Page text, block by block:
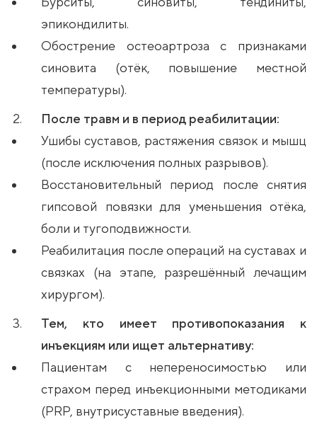
эпикондилиты.
Обострение остеоартроза с признаками
синовита (отёк, повышение местной
температуры).
После травм и в период реабилитации:
Ушибы суставов, растяжения связок и мышц
(после исключения полных разрывов).
Восстановительный период после снятия
гипсовой повязки для уменьшения отёка,
боли и тугоподвижности.
Реабилитация после операций на суставах и
связках (на этапе, разрешённый лечащим
хирургом).
Тем, кто имеет противопоказания к
инъекциям или ищет альтернативу:
Пациентам с непереносимостью или
страхом перед инъекционными методиками
(PRP, внутрисуставные введения).